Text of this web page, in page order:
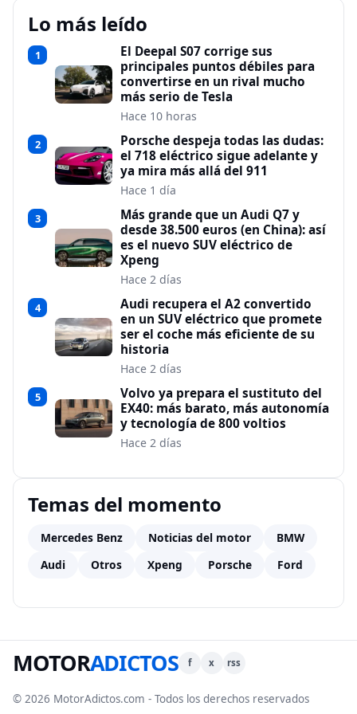
Lo más leído
1
El Deepal S07 corrige sus
principales puntos débiles para
convertirse en un rival mucho
más serio de Tesla
Hace 10 horas
2
Porsche despeja todas las dudas:
el 718 eléctrico sigue adelante y
ya mira más allá del 911
Hace 1 día
3
Más grande que un Audi Q7 y
desde 38.500 euros (en China): así
es el nuevo SUV eléctrico de
Xpeng
Hace 2 días
4
Audi recupera el A2 convertido
en un SUV eléctrico que promete
ser el coche más eficiente de su
historia
Hace 2 días
5
Volvo ya prepara el sustituto del
EX40: más barato, más autonomía
y tecnología de 800 voltios
Hace 2 días
Temas del momento
Mercedes Benz Noticias del motor
BMW
Audi
Otros Xpeng Porsche Ford
MOTORADICTOS f x rss
© 2026 MotorAdictos.com - Todos los derechos reservados